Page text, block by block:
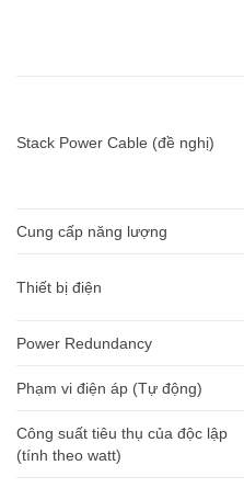
Stack Power Cable (đề nghị)
Cung cấp năng lượng
Thiết bị điện
Power Redundancy
Phạm vi điện áp (Tự động)
Công suất tiêu thụ của độc lập
(tính theo watt)